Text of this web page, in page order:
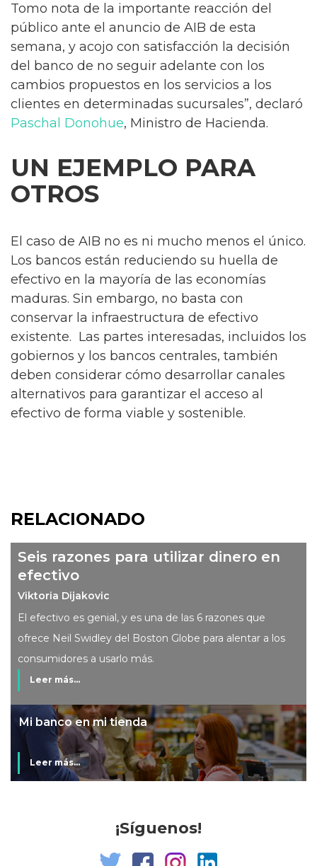
Tomo nota de la importante reacción del
público ante el anuncio de AIB de esta
semana, y acojo con satisfacción la decisión
del banco de no seguir adelante con los
cambios propuestos en los servicios a los
clientes en determinadas sucursales”, declaró
Paschal Donohue, Ministro de Hacienda.
UN EJEMPLO PARA
OTROS
El caso de AIB no es ni mucho menos el único.
Los bancos están reduciendo su huella de
efectivo en la mayoría de las economías
maduras. Sin embargo, no basta con
conservar la infraestructura de efectivo
existente. Las partes interesadas, incluidos los
gobiernos y los bancos centrales, también
deben considerar cómo desarrollar canales
alternativos para garantizar el acceso al
efectivo de forma viable y sostenible.
RELACIONADO
Seis razones para utilizar dinero en
efectivo
Viktoria Dijakovic
El efectivo es genial, y es una de las 6 razones que
ofrece Neil Swidley del Boston Globe para alentar a los
consumidores a usarlo más.
Leer más...
Mi banco en mi tienda
Leer más...
¡Síguenos!